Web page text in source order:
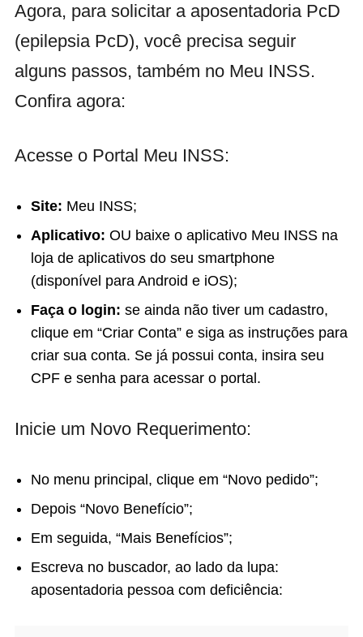
Agora, para solicitar a aposentadoria PcD
(epilepsia PcD), você precisa seguir
alguns passos, também no Meu INSS.
Confira agora:
Acesse o Portal Meu INSS:
Site: Meu INSS;
Aplicativo: OU baixe o aplicativo Meu INSS na
loja de aplicativos do seu smartphone
(disponível para Android e iOS);
Faça o login: se ainda não tiver um cadastro,
clique em “Criar Conta” e siga as instruções para
criar sua conta. Se já possui conta, insira seu
CPF e senha para acessar o portal.
Inicie um Novo Requerimento:
No menu principal, clique em “Novo pedido”;
Depois “Novo Benefício”;
Em seguida, “Mais Benefícios”;
Escreva no buscador, ao lado da lupa:
aposentadoria pessoa com deficiência: